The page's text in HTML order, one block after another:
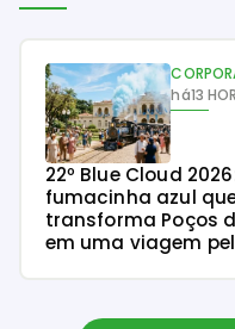
há13
22º Blue Cloud
fumacinha azul
transforma Poços
em uma viagem